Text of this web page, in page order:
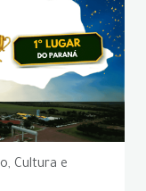
Cultura e